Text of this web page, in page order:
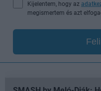
Kijelentem, hogy az
megismertem és azt